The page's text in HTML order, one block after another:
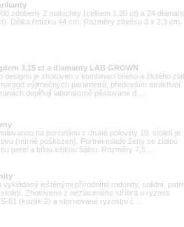
zdobený 2 malachity (celkem 1,20 ct) a 24
Délka řetízku 44 cm. Rozměry závěsu 3 x 2,3 cm.
3,15 ct a diamanty LAB GROWN
je zhotoven v kombinaci bílého a žlutého
výjimečných parametrů, především atraktivní
doplňují laboratorně pěstované d ...
na porcelánu z druhé poloviny 19. století je
(mírně poškozen). Portrét mladé ženy se zlatou
perel a bílou lehkou šálou. Rozměry 7,5 ...
leštěnými přírodními rodonity, solidní,
Zhotoveno z nezlaceného stříbra o ryzosti
61 (kozlík 2) a stornované ryzostní č ...